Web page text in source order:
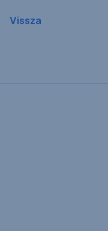
Vissza